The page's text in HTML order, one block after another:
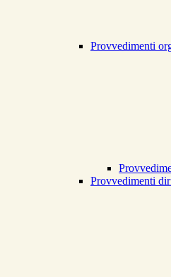
Provvedimenti
Provvedimenti